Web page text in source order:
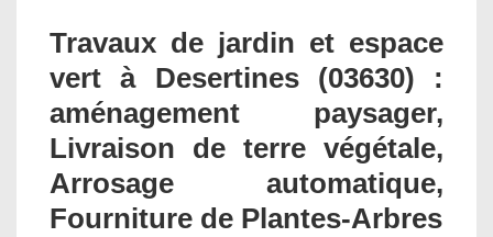
Travaux de jardin et espace
vert à Desertines (03630) :
aménagement paysager,
Livraison de terre végétale,
Arrosage automatique,
Fourniture de Plantes-Arbres